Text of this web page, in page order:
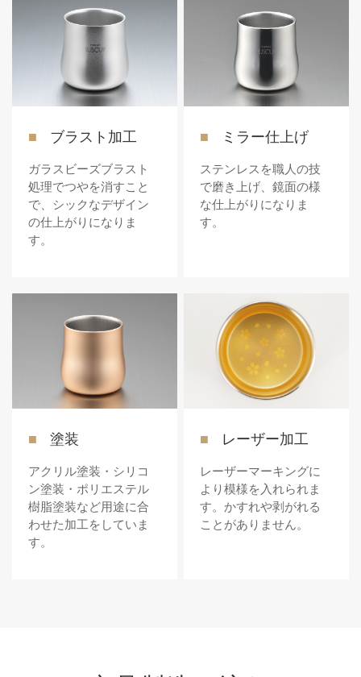
ブラスト加工
ガラスビーズブラスト
処理でつやを消すこと
で、シックなデザイン
の仕上がりになりま
す。
ミラー仕上げ
ステンレスを職人の技
で磨き上げ、鏡面の様
な仕上がりになりま
す。
塗装
アクリル塗装・シリコ
ン塗装・ポリエステル
樹脂塗装など用途に合
わせた加工をしていま
す。
レーザー加工
レーザーマーキングに
より模様を入れられま
す。かすれや剥がれる
ことがありません。